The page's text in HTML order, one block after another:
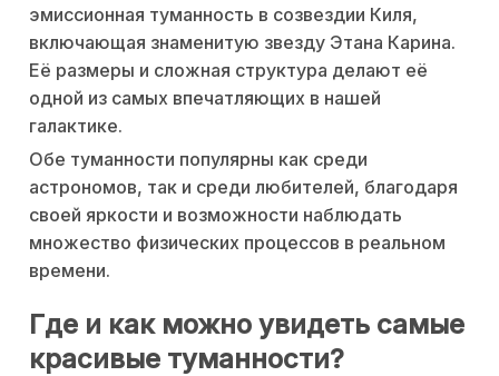
эмиссионная туманность в созвездии Киля,
включающая знаменитую звезду Этана Карина.
Её размеры и сложная структура делают её
одной из самых впечатляющих в нашей
галактике.
Обе туманности популярны как среди
астрономов, так и среди любителей, благодаря
своей яркости и возможности наблюдать
множество физических процессов в реальном
времени.
Где и как можно увидеть самые
красивые туманности?